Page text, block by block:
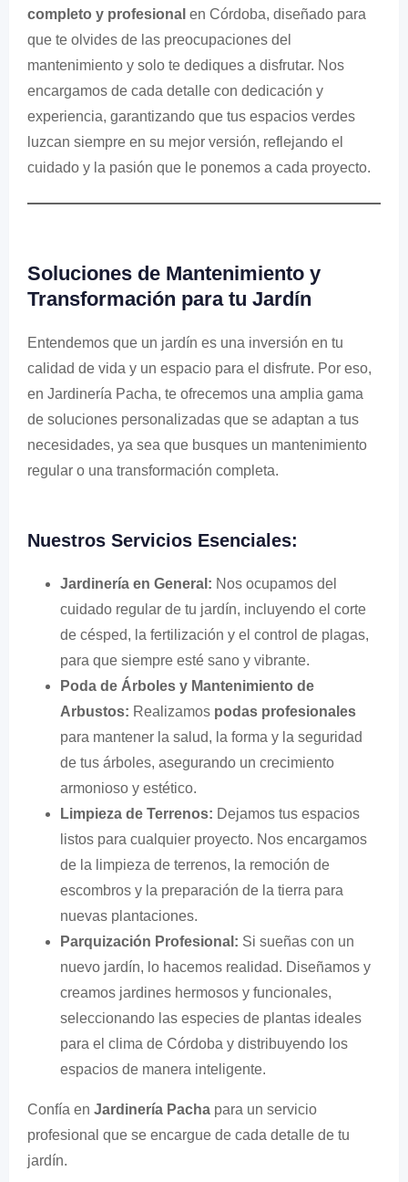
completo y profesional en Córdoba, diseñado para
que te olvides de las preocupaciones del
mantenimiento y solo te dediques a disfrutar. Nos
encargamos de cada detalle con dedicación y
experiencia, garantizando que tus espacios verdes
luzcan siempre en su mejor versión, reflejando el
cuidado y la pasión que le ponemos a cada proyecto.
Soluciones de Mantenimiento y
Transformación para tu Jardín
Entendemos que un jardín es una inversión en tu
calidad de vida y un espacio para el disfrute. Por eso,
en Jardinería Pacha, te ofrecemos una amplia gama
de soluciones personalizadas que se adaptan a tus
necesidades, ya sea que busques un mantenimiento
regular o una transformación completa.
Nuestros Servicios Esenciales:
Jardinería en General: Nos ocupamos del
cuidado regular de tu jardín, incluyendo el corte
de césped, la fertilización y el control de plagas,
para que siempre esté sano y vibrante.
Poda de Árboles y Mantenimiento de
Arbustos: Realizamos podas profesionales
para mantener la salud, la forma y la seguridad
de tus árboles, asegurando un crecimiento
armonioso y estético.
Limpieza de Terrenos: Dejamos tus espacios
listos para cualquier proyecto. Nos encargamos
de la limpieza de terrenos, la remoción de
escombros y la preparación de la tierra para
nuevas plantaciones.
Parquización Profesional: Si sueñas con un
nuevo jardín, lo hacemos realidad. Diseñamos y
creamos jardines hermosos y funcionales,
seleccionando las especies de plantas ideales
para el clima de Córdoba y distribuyendo los
espacios de manera inteligente.
Confía en Jardinería Pacha para un servicio
profesional que se encargue de cada detalle de tu
jardín.